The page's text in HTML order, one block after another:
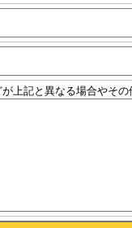
上記と異なる場合やそ